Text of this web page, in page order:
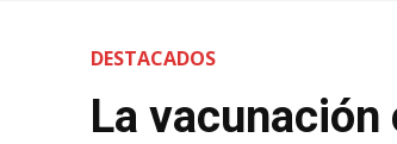
DESTACADOS
La